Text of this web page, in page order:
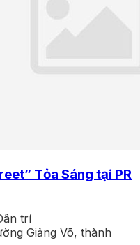
Tỏa Sáng tại PR
trí
Giảng Võ, thành